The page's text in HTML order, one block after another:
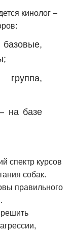
кинолог –
на базе
спектр курсов
собак.
правильного